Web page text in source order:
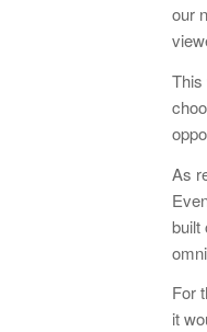
our
This
As
built
For
it